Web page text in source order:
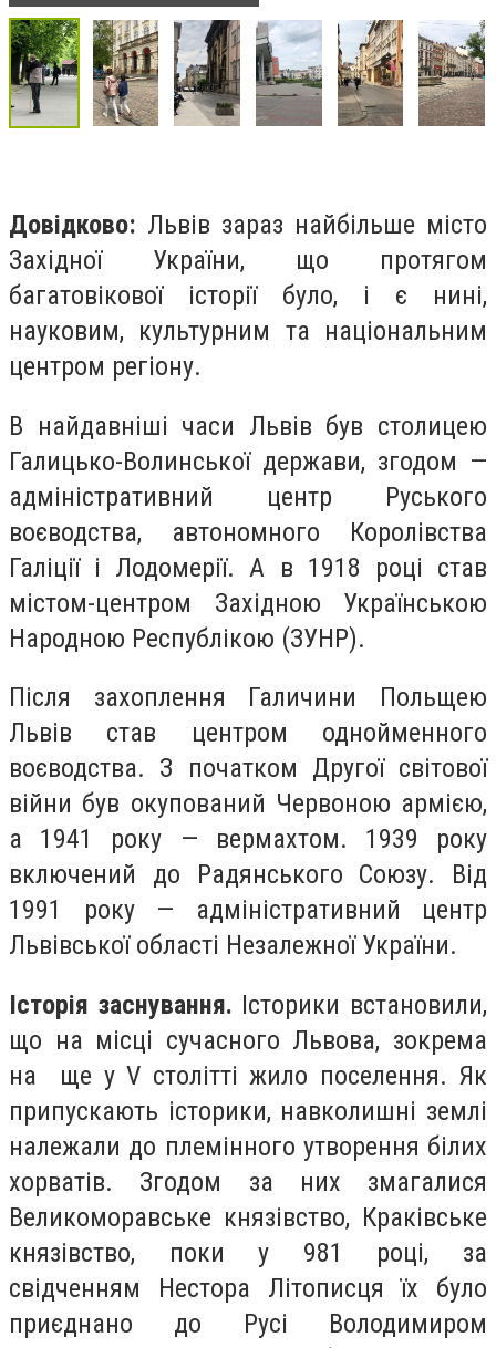
Довідково: Львів зараз найбільше місто
Західної України, що протягом
багатовікової історії було, і є нині,
науковим, культурним та національним
центром регіону.
В найдавніші часи Львів був столицею
Галицько-Волинської держави, згодом —
адміністративний центр Руського
воєводства, автономного Королівства
Галіції і Лодомерії. А в 1918 році став
містом-центром Західною Українською
Народною Республікою (ЗУНР).
Після захоплення Галичини Польщею
Львів став центром однойменного
воєводства. З початком Другої світової
війни був окупований Червоною армією,
а 1941 року — вермахтом. 1939 року
включений до Радянського Союзу. Від
1991 року — адміністративний центр
Львівської області Незалежної України.
Історія заснування. Історики встановили,
що на місці сучасного Львова, зокрема
на ще у V столітті жило поселення. Як
припускають історики, навколишні землі
належали до племінного утворення білих
хорватів. Згодом за них змагалися
Великоморавське князівство, Краківське
князівство, поки у 981 році, за
свідченням Нестора Літописця їх було
приєднано до Русі Володимиром